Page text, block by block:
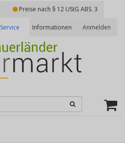
Preise nach § 12 UStG ABS. 3
Informationen Anmelden
Service